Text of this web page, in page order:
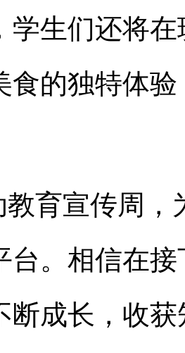
学生们还将
食的独特体
教育宣传周，
台。相信在
断成长，收